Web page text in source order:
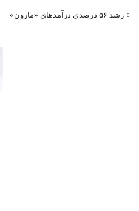
رشد ۵۶ درصدی درآمد‌های «مارون»